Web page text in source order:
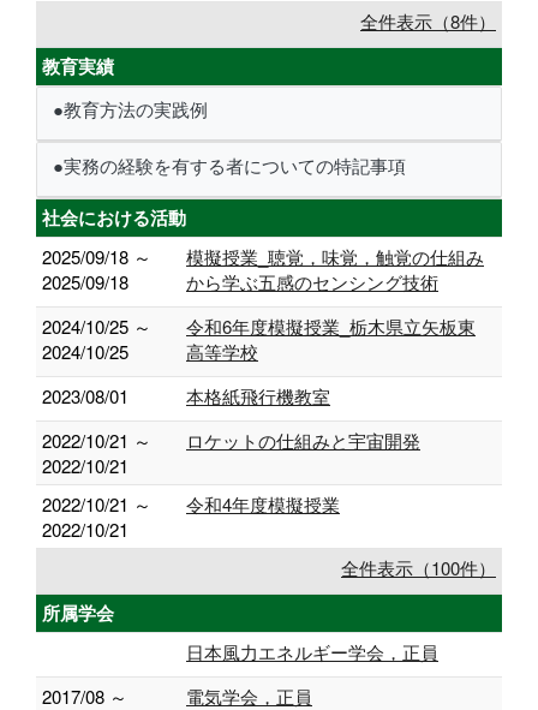
全件表示（8件）
教育実績
●教育方法の実践例
●実務の経験を有する者についての特記事項
社会における活動
2025/09/18 ～
2025/09/18
模擬授業_聴覚，味覚，触覚の仕組み
から学ぶ五感のセンシング技術
2024/10/25 ～
2024/10/25
令和6年度模擬授業_栃木県立矢板東
高等学校
2023/08/01
本格紙飛行機教室
2022/10/21 ～
2022/10/21
ロケットの仕組みと宇宙開発
2022/10/21 ～
2022/10/21
令和4年度模擬授業
全件表示（100件）
所属学会
日本風力エネルギー学会，正員
2017/08 ～
電気学会，正員